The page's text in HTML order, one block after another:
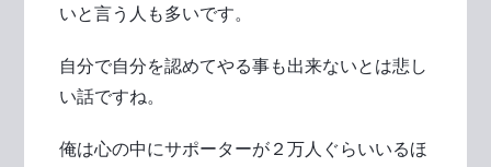
いと言う人も多いです。
自分で自分を認めてやる事も出来ないとは悲し
い話ですね。
俺は心の中にサポーターが２万人ぐらいいるほ